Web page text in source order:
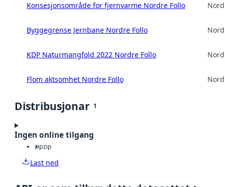
Konsesjonsområde for fjernvarme Nordre Follo
Byggegrense Jernbane Nordre Follo
KDP Naturmangfold 2022 Nordre Follo
Flom aktsomhet Nordre Follo
Distribusjonar 1
Ingen online tilgang
zipzip
Last ned